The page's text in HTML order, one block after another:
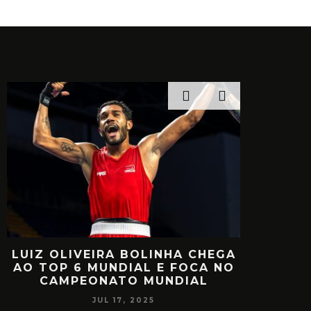
BOLINHA CHEGA
6 MUNDIAL E FOCA NO
MUNDIAL
JUL 17, 2025
RETORNO EM
MIILLER E
VOLTA AO